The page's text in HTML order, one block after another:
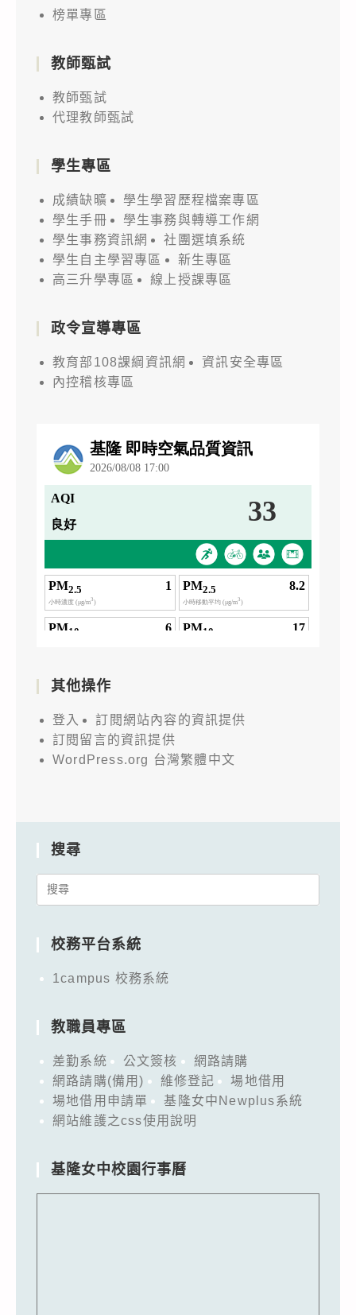
榜單專區
教師甄試
教師甄試
代理教師甄試
學生專區
成績缺曠
學生學習歷程檔案專區
學生手冊
學生事務與轉導工作網
學生事務資訊網
社團選填系統
學生自主學習專區
新生專區
高三升學專區
線上授課專區
政令宣導專區
教育部108課綱資訊網
資訊安全專區
內控稽核專區
其他操作
登入
訂閱網站內容的資訊提供
訂閱留言的資訊提供
WordPress.org 台灣繁體中文
搜尋
Search
校務平台系統
1campus 校務系統
教職員專區
差勤系統 公文簽核
網路請購
網路請購(備用)
維修登記
場地借用
場地借用申請單
基隆女中Newplus系統
網站維護之css使用說明
基隆女中校園行事曆